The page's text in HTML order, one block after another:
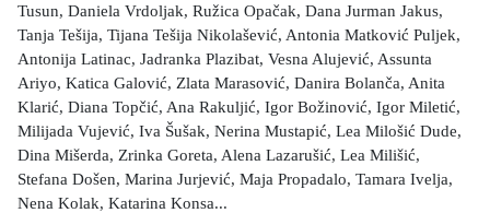
Tusun, Daniela Vrdoljak, Ružica Opačak, Dana Jurman Jakus,
Tanja Tešija, Tijana Tešija Nikolašević, Antonia Matković Puljek,
Antonija Latinac, Jadranka Plazibat, Vesna Alujević, Assunta
Ariyo, Katica Galović, Zlata Marasović, Danira Bolanča, Anita
Klarić, Diana Topčić, Ana Rakuljić, Igor Božinović, Igor Miletić,
Milijada Vujević, Iva Šušak, Nerina Mustapić, Lea Milošić Dude,
Dina Mišerda, Zrinka Goreta, Alena Lazarušić, Lea Milišić,
Stefana Došen, Marina Jurjević, Maja Propadalo, Tamara Ivelja,
Nena Kolak, Katarina Konsa...